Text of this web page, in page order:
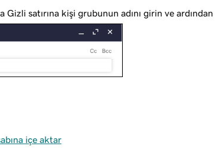
satırına kişi grubunun adını girin ve ardından
içe aktar